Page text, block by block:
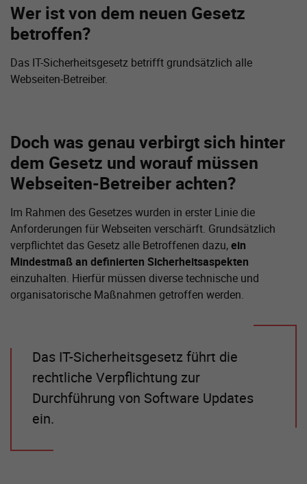
Wer ist von dem neuen Gesetz
betroffen?
Das IT-Sicherheitsgesetz betrifft grundsätzlich alle
Webseiten-Betreiber.
Doch was genau verbirgt sich hinter
dem Gesetz und worauf müssen
Webseiten-Betreiber achten?
Im Rahmen des Gesetzes wurden in erster Linie die
Anforderungen für Webseiten verschärft. Grundsätzlich
verpflichtet das Gesetz alle Betroffenen dazu,ein
Mindestmaß an definierten Sicherheitsaspekten
einzuhalten. Hierfür müssen diverse technische und
organisatorische Maßnahmen getroffen werden.
Das IT-Sicherheitsgesetz führt die
rechtliche Verpflichtung zur
Durchführung von Software Updates
ein.